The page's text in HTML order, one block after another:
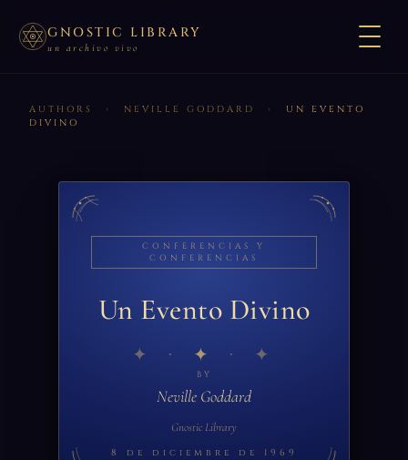
GNOSTIC LIBRARY
un archivo vivo
AUTHORS › NEVILLE GODDARD ›
UN EVENTO
DIVINO
CONFERENCIAS Y
CONFERENCIAS
Un Evento Divino
✦
BY
Neville Goddard
Gnostic Library
8 de diciembre de 1969